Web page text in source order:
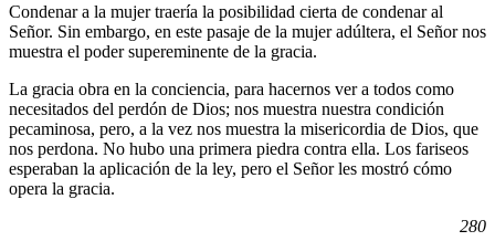
Condenar a la mujer traería la posibilidad cierta de condenar al
Señor. Sin embargo, en este pasaje de la mujer adúltera, el Señor nos
muestra el poder supereminente de la gracia.
La gracia obra en la conciencia, para hacernos ver a todos como
necesitados del perdón de Dios; nos muestra nuestra condición
pecaminosa, pero, a la vez nos muestra la misericordia de Dios, que
nos perdona. No hubo una primera piedra contra ella. Los fariseos
esperaban la aplicación de la ley, pero el Señor les mostró cómo
opera la gracia.
280